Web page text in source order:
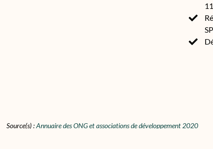
Source(s) :Annuaire des ONG et associations de développement 2020